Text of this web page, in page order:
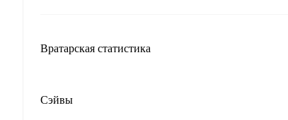
Вратарская статистика
Сэйвы